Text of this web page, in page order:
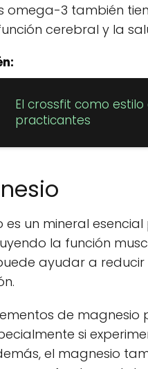
omega-3 también
cerebral y la
El crossfit como
practicantes
es un mineral
la función
ayudar a
de
si
el magnesio